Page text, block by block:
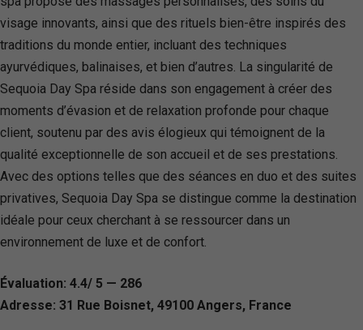
visage innovants, ainsi que des rituels bien-être inspirés des
traditions du monde entier, incluant des techniques
ayurvédiques, balinaises, et bien d’autres. La singularité de
Sequoia Day Spa réside dans son engagement à créer des
moments d’évasion et de relaxation profonde pour chaque
client, soutenu par des avis élogieux qui témoignent de la
qualité exceptionnelle de son accueil et de ses prestations.
Avec des options telles que des séances en duo et des suites
privatives, Sequoia Day Spa se distingue comme la destination
idéale pour ceux cherchant à se ressourcer dans un
environnement de luxe et de confort.
Évaluation: 4.4/ 5 — 286
Adresse: 31 Rue Boisnet, 49100 Angers, France